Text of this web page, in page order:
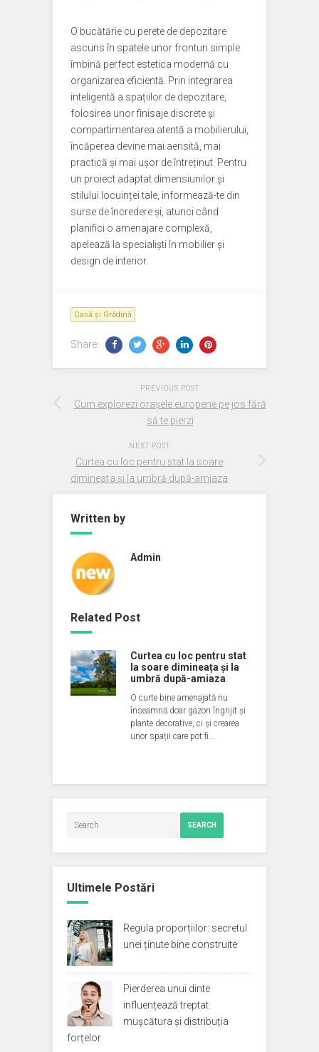
O bucătărie cu perete de depozitare
ascuns în spatele unor fronturi simple
îmbină perfect estetica modernă cu
organizarea eficientă. Prin integrarea
inteligentă a spațiilor de depozitare,
folosirea unor finisaje discrete și
compartimentarea atentă a mobilierului,
încăperea devine mai aerisită, mai
practică și mai ușor de întreținut. Pentru
un proiect adaptat dimensiunilor și
stilului locuinței tale, informează-te din
surse de încredere și, atunci când
planifici o amenajare complexă,
apelează la specialiști în mobilier și
design de interior.
Casă și Grădină
Share:
PREVIOUS POST
Cum explorezi orașele europene pe jos fără
să te pierzi
NEXT POST
Curtea cu loc pentru stat la soare
dimineața și la umbră după-amiaza
Written by
Admin
Related Post
Curtea cu loc pentru stat
la soare dimineața și la
umbră după-amiaza
O curte bine amenajată nu
înseamnă doar gazon îngrijit și
plante decorative, ci și crearea
unor spații care pot fi…
SEARCH
Ultimele Postări
Regula proporțiilor: secretul
unei ținute bine construite
Pierderea unui dinte
influențează treptat
mușcătura și distribuția
forțelor